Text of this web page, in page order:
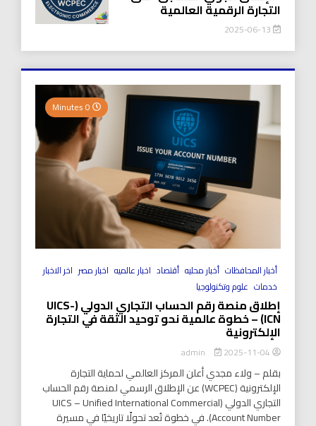
التجارة الرقمية العالمية
2025-06-13
أخبار المحافظات أخبار محليه أقتصاد اخبار عالميه اخبار مصر اخر الاخبار
خدمات علوم وتكنولوجيا
إطلاق منصة رقم الحساب التجاري الدولي (UICS-
ICN) – خطوة عالمية نحو توحيد الثقة في التجارة
الإلكترونية
2025-11-04
بقلم – ولاء مجدي أعلن المركز العالمي لحماية التجارة
الإلكترونية (WCPEC) عن الإطلاق الرسمي لمنصة رقم الحساب
التجاري الدولي (UICS – Unified International Commercial
Account Number). في خطوة تُعد تحولًا تاريخيًا في مسيرة